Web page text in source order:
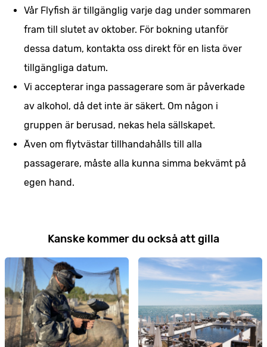
Vår Flyfish är tillgänglig varje dag under sommaren
fram till slutet av oktober. För bokning utanför
dessa datum, kontakta oss direkt för en lista över
tillgängliga datum.
Vi accepterar inga passagerare som är påverkade
av alkohol, då det inte är säkert. Om någon i
gruppen är berusad, nekas hela sällskapet.
Även om flytvästar tillhandahålls till alla
passagerare, måste alla kunna simma bekvämt på
egen hand.
Kanske kommer du också att gilla